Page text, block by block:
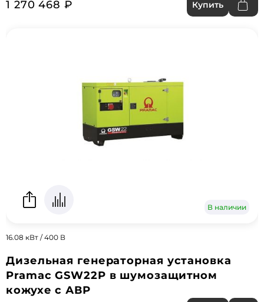
1 270 468 ₽ Купить
В наличии
16.08 кВт / 400 В
Дизельная генераторная установка
Pramac GSW22P в шумозащитном
кожухе с АВР